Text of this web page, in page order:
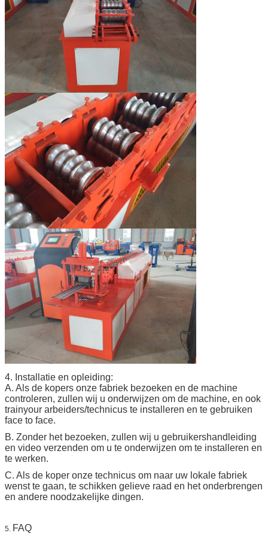
4. Installatie en opleiding:
A. Als de kopers onze fabriek bezoeken en de machine
controleren, zullen wij u onderwijzen om de machine, en ook
trainyour arbeiders/technicus te installeren en te gebruiken
face to face.
B. Zonder het bezoeken, zullen wij u gebruikershandleiding
en video verzenden om u te onderwijzen om te installeren en
te werken.
C. Als de koper onze technicus om naar uw lokale fabriek
wenst te gaan, te schikken gelieve raad en het onderbrengen
en andere noodzakelijke dingen.
5. FAQ